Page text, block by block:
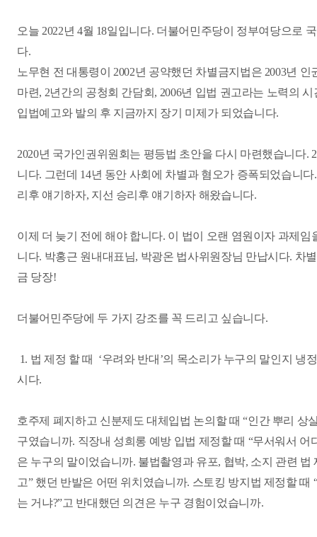
오늘 2022년 4월 18일입니다. 더불어민주당이 정부여당으로
다.
노무현 전 대통령이 2002년 공약했던 차별금지법은 2003년
마련, 2년간의 공청회 간담회, 2006년 입법 권고라는 노력의
입법예고와 발의 후 지금까지 장기 미제가 되었습니다.
2020년 국가인권위원회는 평등법 초안을 다시 마련했습니다.
니다. 그런데 14년 동안 사회에 차별과 혐오가 증폭되었습니
리후 얘기하자, 지선 승리후 얘기하자 해왔습니다.
이제 더 늦기 전에 해야 합니다. 이 법이 오랜 염원이자 과제
니다. 박홍근 원내대표님, 박광온 법사위원장님 만납시다. 차
금 당장!
더불어민주당에 두 가지 강조를 꼭 드리고 싶습니다.
1. 법 제정 할 때 ‘우려와 반대’의 목소리가 누구의 말인지 냉
시다.
호주제 폐지하고 신분제도 대체입법 논의할 때 “인간 뿌리 상
구였습니까. 직장내 성희롱 예방 입법 제정할 때 “무서워서
은 누구의 말이었습니까. 불법촬영과 유포, 협박, 소지 관련
고” 했던 반발은 어떤 위치였습니까. 스토킹 방지법 제정할
는 거냐?”고 반대했던 의견은 누구 경험이었습니까.